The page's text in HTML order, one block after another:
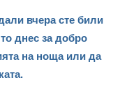
вчера сте били
днес за добро
на ноща или да